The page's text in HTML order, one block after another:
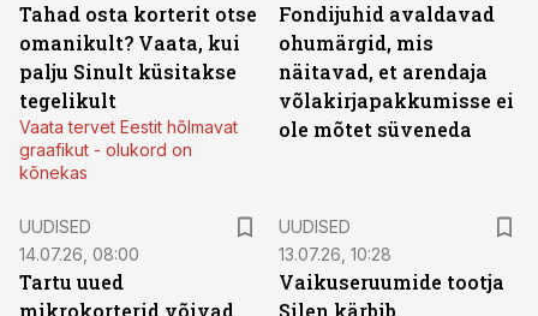
Tahad osta korterit otse
omanikult? Vaata, kui
palju Sinult küsitakse
tegelikult
Vaata tervet Eestit hõlmavat
graafikut - olukord on
kõnekas
Fondijuhid avaldavad
ohumärgid, mis
näitavad, et arendaja
võlakirjapakkumisse ei
ole mõtet süveneda
UUDISED
14.07.26, 08:00
Tartu uued
mikrokorterid võivad
UUDISED
13.07.26, 10:28
Vaikuseruumide tootja
Silen kärbib